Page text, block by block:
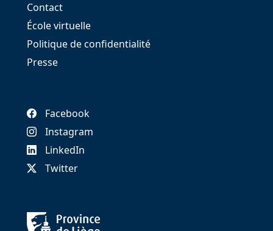
Contact
École virtuelle
Politique de confidentialité
Presse
Facebook
Instagram
LinkedIn
Twitter